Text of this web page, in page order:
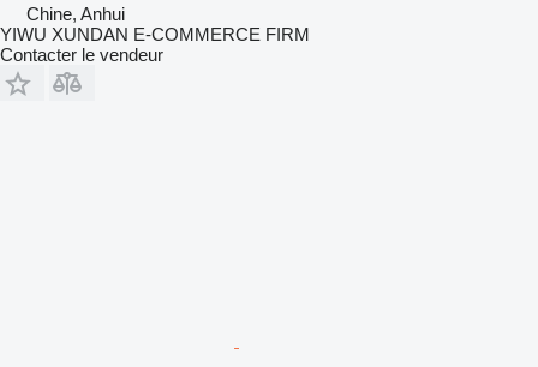
Chine, Anhui
YIWU XUNDAN E-COMMERCE FIRM
Contacter le vendeur